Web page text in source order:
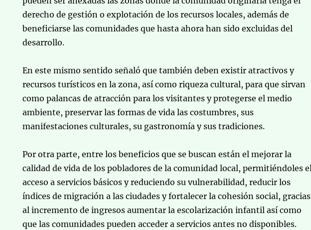
derecho de gestión o explotación de los recursos locales, además de
beneficiarse las comunidades que hasta ahora han sido excluidas del
desarrollo.
En este mismo sentido señaló que también deben existir atractivos y
recursos turísticos en la zona, así como riqueza cultural, para que sirvan
como palancas de atracción para los visitantes y protegerse el medio
ambiente, preservar las formas de vida las costumbres, sus
manifestaciones culturales, su gastronomía y sus tradiciones.
Por otra parte, entre los beneficios que se buscan están el mejorar la
calidad de vida de los pobladores de la comunidad local, permitiéndoles
acceso a servicios básicos y reduciendo su vulnerabilidad, reducir los
índices de migración a las ciudades y fortalecer la cohesión social, gracias
al incremento de ingresos aumentar la escolarización infantil así como
que las comunidades pueden acceder a servicios antes no disponibles.